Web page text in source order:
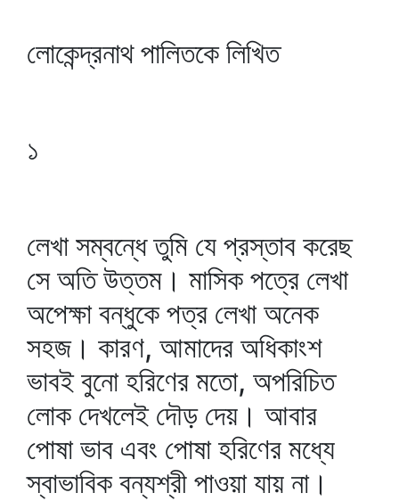
লোকেন্দ্রনাথ পালিতকে লিখিত
১
লেখা সম্বন্ধে তুমি যে প্রস্তাব করেছ
সে অতি উত্তম। মাসিক পত্রে লেখা
অপেক্ষা বন্ধুকে পত্র লেখা অনেক
সহজ। কারণ, আমাদের অধিকাংশ
ভাবই বুনো হরিণের মতো, অপরিচিত
লোক দেখলেই দৌড় দেয়। আবার
পোষা ভাব এবং পোষা হরিণের মধ্যে
স্বাভাবিক বন্যশ্রী পাওয়া যায় না।